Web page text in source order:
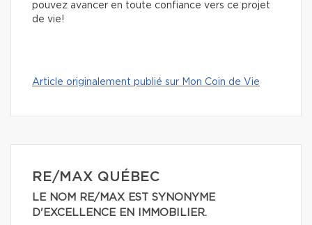
pouvez avancer en toute confiance vers ce projet
de vie!
Article originalement publié sur Mon Coin de Vie
RE/MAX QUÉBEC
LE NOM RE/MAX EST SYNONYME
D'EXCELLENCE EN IMMOBILIER.